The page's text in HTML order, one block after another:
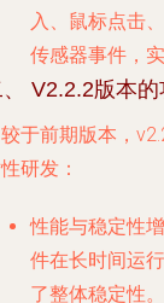
入、鼠标点击
传感器事件，
V2.2.2版本
于前期版本，
研发：
性能与稳定性
件在长时间运
了整体稳定性。